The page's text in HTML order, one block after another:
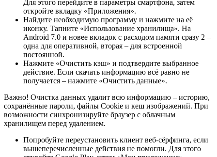
Для этого перейдите в параметры смартфона, затем
откройте вкладку «Приложения».
Найдите необходимую программу и нажмите на её
иконку. Тапните «Использование хранилища». На
Android 7.0 и новее вкладок с расходом памяти сразу 2 –
одна для оперативной, вторая – для встроенной
постоянной.
Нажмите «Очистить кэш» и подтвердите выбранное
действие. Если скачать информацию всё равно не
получается – нажмите «Очистить данные».
Важно! Очистка данных удалит всю информацию – историю,
сохранённые пароли, файлы Cookie и кеш изображений. При
возможности синхронизируйте браузер с облачным
хранилищем перед удалением.
Попробуйте переустановить клиент веб-сёрфинга, если
вышеперечисленные действия не помогли. Для этого